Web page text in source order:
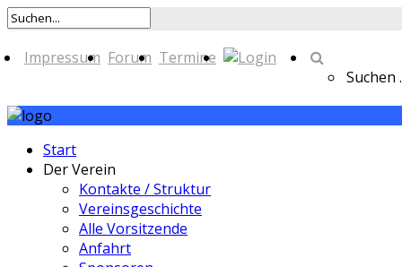
Impressum Forum Termine
Suchen
Start
Der Verein
Kontakte / Struktur
Vereinsgeschichte
Alle Vorsitzende
Anfahrt